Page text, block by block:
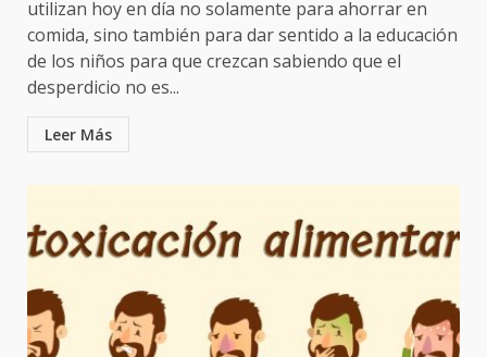
utilizan hoy en día no solamente para ahorrar en
comida, sino también para dar sentido a la educación
de los niños para que crezcan sabiendo que el
desperdicio no es...
Leer Más